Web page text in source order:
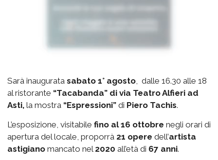
Sarà inaugurata sabato 1° agosto , dalle 16.30 alle 18
al ristorante “Tacabanda” di via Teatro Alfieri ad
Asti, la mostra “Espressioni” di Piero Tachis.
L’esposizione, visitabile fino al 16 ottobre negli orari di
apertura del locale, proporrà 21 opere dell’artista
astigiano mancato nel 2020 all’età di 67 anni.